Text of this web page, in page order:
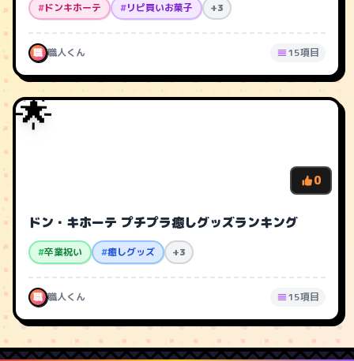
#ドンキホーテ #リピ買いお菓子 +3
職 職人くん 15項目
🌟
0
ドン・キホーテ プチプラ癒しグッズランキング
#卒業祝い #癒しグッズ +3
職 職人くん 15項目